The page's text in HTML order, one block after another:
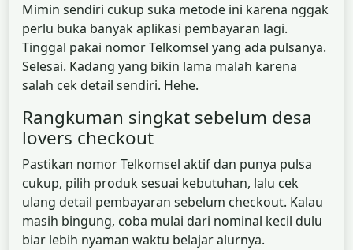
Mimin sendiri cukup suka metode ini karena nggak
perlu buka banyak aplikasi pembayaran lagi.
Tinggal pakai nomor Telkomsel yang ada pulsanya.
Selesai. Kadang yang bikin lama malah karena
salah cek detail sendiri. Hehe.
Rangkuman singkat sebelum desa
lovers checkout
Pastikan nomor Telkomsel aktif dan punya pulsa
cukup, pilih produk sesuai kebutuhan, lalu cek
ulang detail pembayaran sebelum checkout. Kalau
masih bingung, coba mulai dari nominal kecil dulu
biar lebih nyaman waktu belajar alurnya.